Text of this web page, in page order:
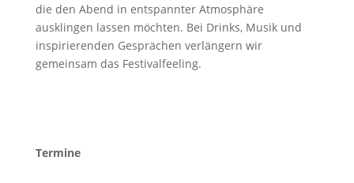
die den Abend in entspannter Atmosphäre
ausklingen lassen möchten. Bei Drinks, Musik und
inspirierenden Gesprächen verlängern wir
gemeinsam das Festivalfeeling.
Termine